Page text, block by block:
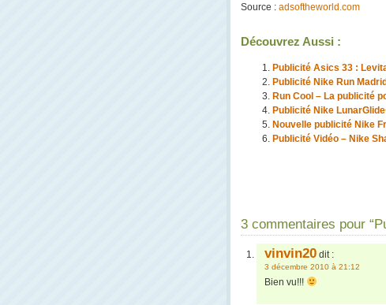
Source : adsoftheworld.com
Découvrez Aussi :
Publicité Asics 33 :
Publicité Nike Run Madrid
Run Cool – La publicité
Publicité Nike
Nouvelle publicité Nike
Publicité Vidéo – Nike
3 commentaires pour
vinvin20 dit :
3 décembre 2010 à 21:12
Bien vu!!!